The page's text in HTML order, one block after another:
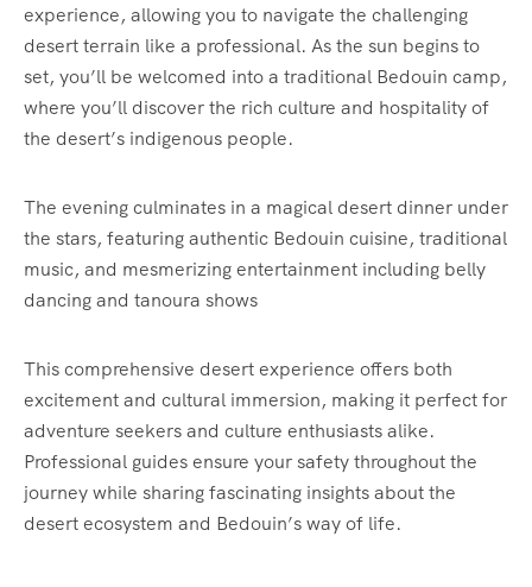
experience, allowing you to navigate the challenging
desert terrain like a professional. As the sun begins to
set, you’ll be welcomed into a traditional Bedouin camp,
where you’ll discover the rich culture and hospitality of
the desert’s indigenous people.
The evening culminates in a magical desert dinner under
the stars, featuring authentic Bedouin cuisine, traditional
music, and mesmerizing entertainment including belly
dancing and tanoura shows
This comprehensive desert experience offers both
excitement and cultural immersion, making it perfect for
adventure seekers and culture enthusiasts alike.
Professional guides ensure your safety throughout the
journey while sharing fascinating insights about the
desert ecosystem and Bedouin’s way of life.